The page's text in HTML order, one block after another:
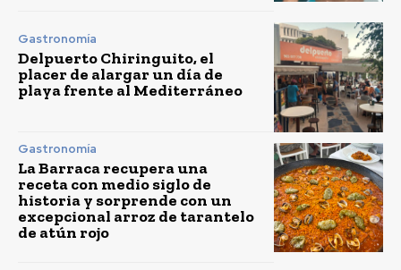
Gastronomía
Delpuerto Chiringuito, el
placer de alargar un día de
playa frente al Mediterráneo
Gastronomía
La Barraca recupera una
receta con medio siglo de
historia y sorprende con un
excepcional arroz de tarantelo
de atún rojo